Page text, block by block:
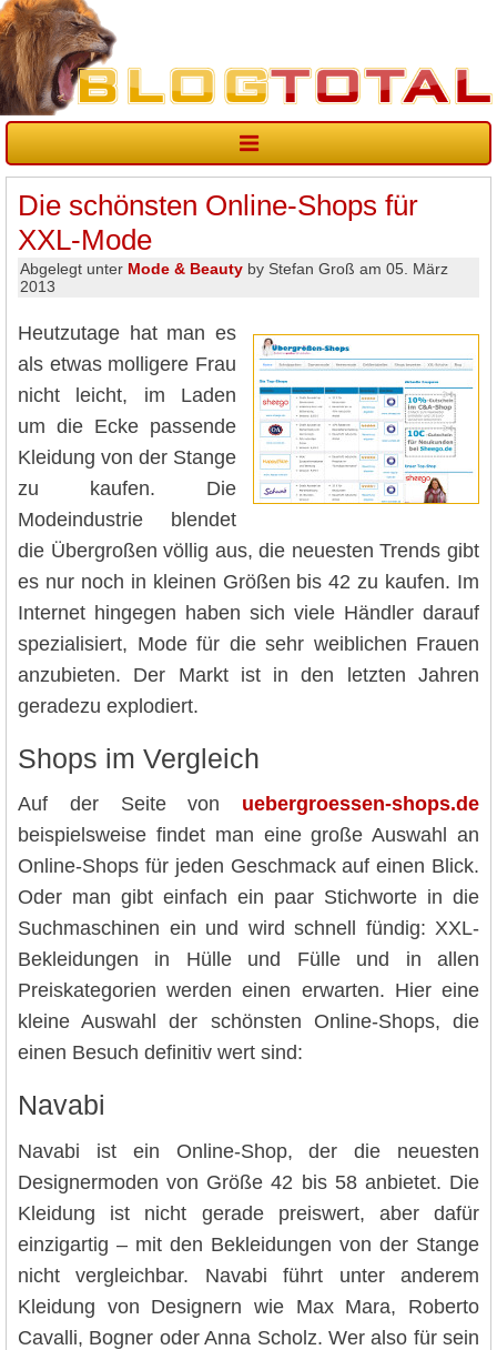
Die schönsten Online-Shops für
XXL-Mode
Abgelegt unter Mode & Beauty by Stefan Groß am 05. März
2013
Heutzutage hat man es
als etwas molligere Frau
nicht leicht, im Laden
um die Ecke passende
Kleidung von der Stange
zu kaufen. Die
Modeindustrie blendet
die Übergroßen völlig aus, die neuesten Trends gibt
es nur noch in kleinen Größen bis 42 zu kaufen. Im
Internet hingegen haben sich viele Händler darauf
spezialisiert, Mode für die sehr weiblichen Frauen
anzubieten. Der Markt ist in den letzten Jahren
geradezu explodiert.
Shops im Vergleich
Auf der Seite von uebergroessen-shops.de
beispielsweise findet man eine große Auswahl an
Online-Shops für jeden Geschmack auf einen Blick.
Oder man gibt einfach ein paar Stichworte in die
Suchmaschinen ein und wird schnell fündig: XXL-
Bekleidungen in Hülle und Fülle und in allen
Preiskategorien werden einen erwarten. Hier eine
kleine Auswahl der schönsten Online-Shops, die
einen Besuch definitiv wert sind:
Navabi
Navabi ist ein Online-Shop, der die neuesten
Designermoden von Größe 42 bis 58 anbietet. Die
Kleidung ist nicht gerade preiswert, aber dafür
einzigartig – mit den Bekleidungen von der Stange
nicht vergleichbar. Navabi führt unter anderem
Kleidung von Designern wie Max Mara, Roberto
Cavalli, Bogner oder Anna Scholz. Wer also für sein